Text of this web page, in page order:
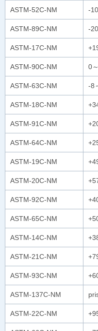
ASTM-52C-NM -
ASTM-89C-NM -
ASTM-17C-NM
ASTM-90C-NM 0
ASTM-63C-NM -8
ASTM-18C-NM
ASTM-91C-NM
ASTM-64C-NM
ASTM-19C-NM
ASTM-20C-NM
ASTM-92C-NM
ASTM-65C-NM
ASTM-14C-NM
ASTM-21C-NM
ASTM-93C-NM
ASTM-137C-NM
ASTM-22C-NM